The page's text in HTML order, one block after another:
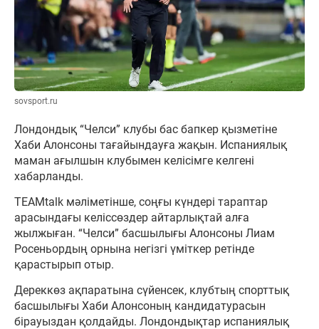
sovsport.ru
Лондондық “Челси” клубы бас бапкер қызметіне
Хаби Алонсоны тағайындауға жақын. Испаниялық
маман ағылшын клубымен келісімге келгені
хабарланды.
TEAMtalk мәліметінше, соңғы күндері тараптар
арасындағы келіссөздер айтарлықтай алға
жылжыған. “Челси” басшылығы Алонсоны Лиам
Росеньордың орнына негізгі үміткер ретінде
қарастырып отыр.
Дереккөз ақпаратына сүйенсек, клубтың спорттық
басшылығы Хаби Алонсоның кандидатурасын
бірауыздан қолдайды. Лондондықтар испаниялық